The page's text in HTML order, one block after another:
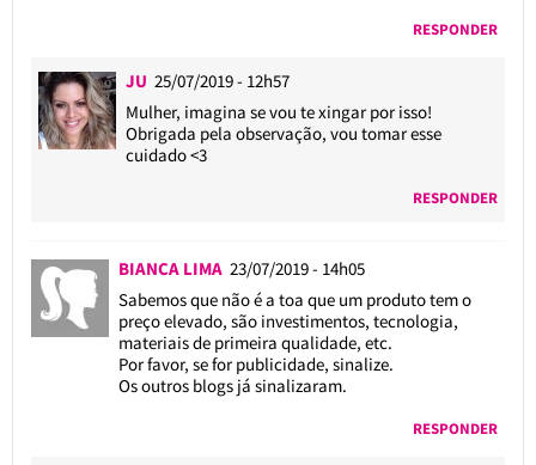
RESPONDER
JU 25/07/2019 - 12h57
Mulher, imagina se vou te xingar por isso!
Obrigada pela observação, vou tomar esse
cuidado <3
RESPONDER
BIANCA LIMA 23/07/2019 - 14h05
Sabemos que não é a toa que um produto tem o
preço elevado, são investimentos, tecnologia,
materiais de primeira qualidade, etc.
Por favor, se for publicidade, sinalize.
Os outros blogs já sinalizaram.
RESPONDER